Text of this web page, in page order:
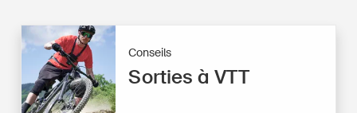
Conseils
Sorties à VTT